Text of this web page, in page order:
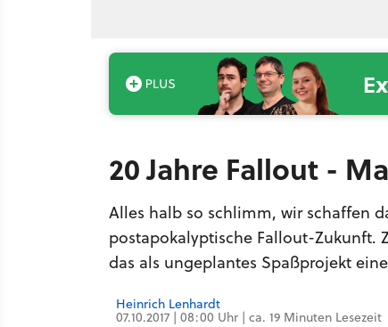
20 Jahre Fallout -
Alles halb so schlimm, wir schaffen
postapokalyptische Fallout-Zukunft.
das als ungeplantes Spaßprojekt
Heinrich Lenhardt
07.10.2017 | 08:00 Uhr | ca. 19 Minuten Lesezeit